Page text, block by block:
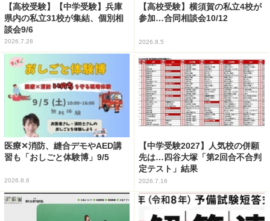
【高校受験】【中学受験】兵庫
県内の私立31校が集結、個別相
談会9/6
2026.7.28
【高校受験】横須賀の私立4校が
参加…合同相談会10/12
2026.8.5
医療✕消防、縫合デモやAED講
習も「おしごと体験博」9/5
2026.8.6
【中学受験2027】人気校の併願
先は…四谷大塚「第2回合不合判
定テスト」結果
2026.7.16